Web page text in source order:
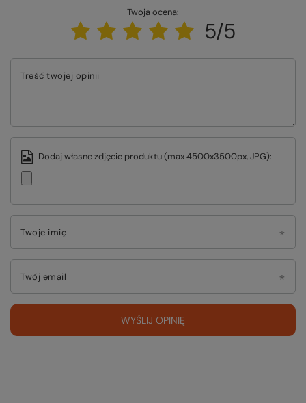
Twoja ocena:
5/5
Treść twojej opinii
Dodaj własne zdjęcie produktu (max 4500x3500px, JPG):
Twoje imię
Twój email
WYŚLIJ OPINIĘ